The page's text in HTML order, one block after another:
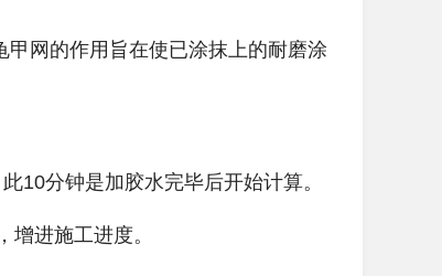
网的作用旨在使已涂抹上的耐磨涂
分钟是加胶水完毕后开始计算。
进施工进度。